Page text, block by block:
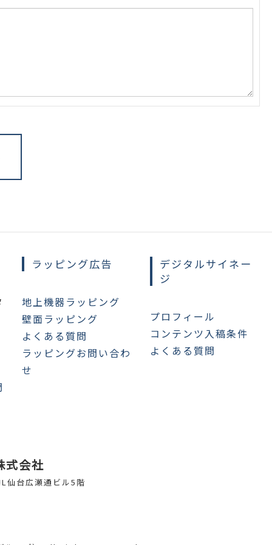
ラッピング広告
地上機器ラッピング
壁面ラッピング
よくある質問
ラッピングお問い合わ
せ
デジタルサイネー
ジ
プロフィール
コンテンツ入稿条件
よくある質問
式会社
仙台広瀬通ビル5階